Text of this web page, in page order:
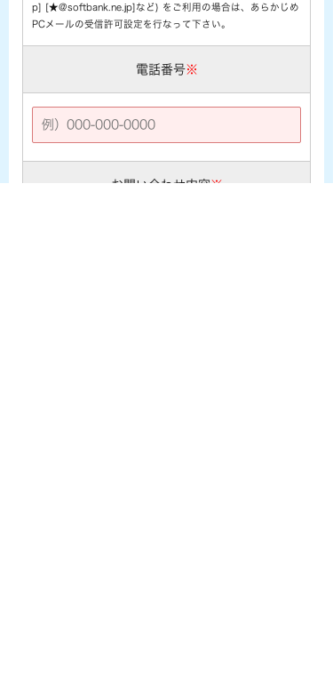
p] [★@softbank.ne.jp]など) をご利用の場合は、あらかじめ
PCメールの受信許可設定を行なって下さい。
電話番号※
お問い合わせ内容 ※